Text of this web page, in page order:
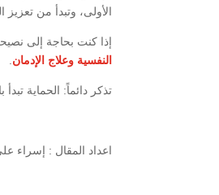
الأولى، وتبدأ من
إذا كنت بحاجة إلى
النفسية وعلاج الإدمان
تذكر دائماً: الحماية
اعداد المقال : إسراء